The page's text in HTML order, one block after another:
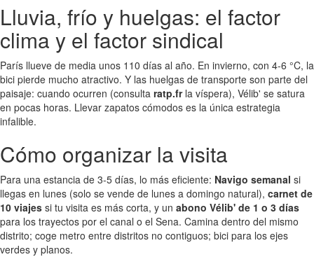
Lluvia, frío y huelgas: el factor
clima y el factor sindical
París llueve de media unos 110 días al año. En invierno, con 4-6 °C, la
bici pierde mucho atractivo. Y las huelgas de transporte son parte del
paisaje: cuando ocurren (consulta ratp.frla víspera), Vélib' se satura
en pocas horas. Llevar zapatos cómodos es la única estrategia
infalible.
Cómo organizar la visita
Para una estancia de 3-5 días, lo más eficiente: Navigo semanal si
llegas en lunes (solo se vende de lunes a domingo natural), carnet de
10 viajes si tu visita es más corta, y un abono Vélib' de 1 o 3 días
para los trayectos por el canal o el Sena. Camina dentro del mismo
distrito; coge metro entre distritos no contiguos; bici para los ejes
verdes y planos.